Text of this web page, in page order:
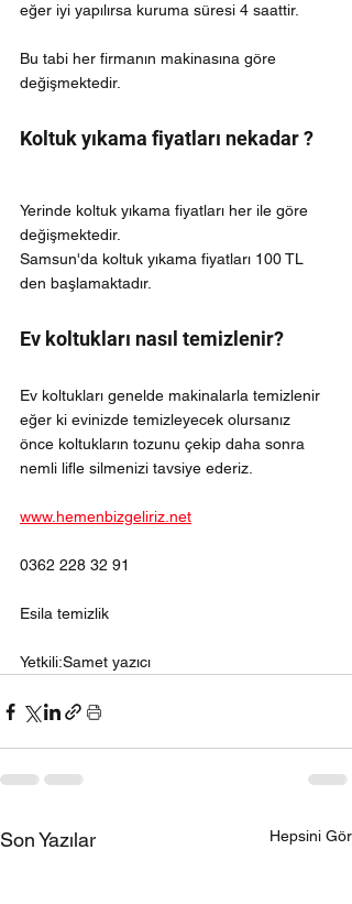
eğer iyi yapılırsa kuruma süresi 4 saattir.
Bu tabi her firmanın makinasına göre
değişmektedir.
Koltuk yıkama fiyatları nekadar ?
Yerinde koltuk yıkama fiyatları her ile göre
değişmektedir.
Samsun'da koltuk yıkama fiyatları 100 TL
den başlamaktadır.
Ev koltukları nasıl temizlenir?
Ev koltukları genelde makinalarla temizlenir
eğer ki evinizde temizleyecek olursanız
önce koltukların tozunu çekip daha sonra
nemli lifle silmenizi tavsiye ederiz.
www.hemenbizgeliriz.net
0362 228 32 91
Esila temizlik
Yetkili:Samet yazıcı
Son Yazılar Hepsini Gör